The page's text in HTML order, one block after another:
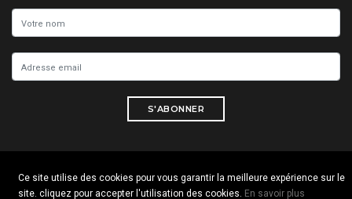
Ce site utilise des cookies pour vous garantir la meilleure expérience sur le
site. cliquez pour accepter l'utilisation des cookies. En savoir plus
S'ABONNER
Copyright © 2026 Tous droits réservés. Vitrine Africaine